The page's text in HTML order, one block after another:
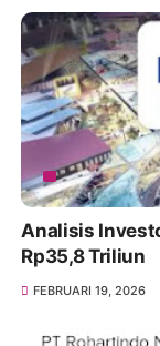
Analisis
Rp35,8 Triliun
FEBRUARI 19, 2026